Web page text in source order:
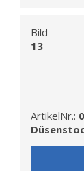
Bild
13
ArtikelNr.: